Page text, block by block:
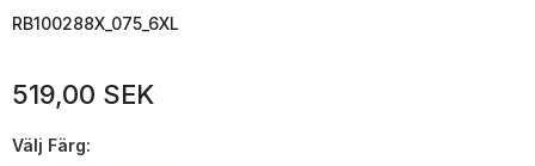
RB100288X_075_6XL
519,00 SEK
Välj Färg: